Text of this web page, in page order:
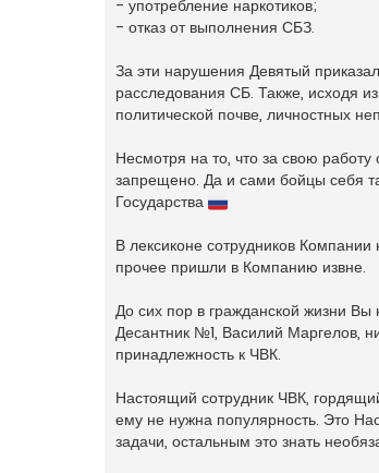
и
е
- употребление наркотиков;
- отказ от выполнения СБЗ.
За эти нарушения Девятый
расследования СБ. Также, исходя
политической почве, личностных
Несмотря на то, что за свою
запрещено. Да и сами бойцы себя
Государства
В лексиконе сотрудников
прочее пришли в Компанию извне.
До сих пор в гражданской жизни Вы
Десантник №1, Василий Маргелов,
принадлежность к ЧВК.
Настоящий сотрудник ЧВК,
ему не нужна популярность. Это
задачи, остальным это знать